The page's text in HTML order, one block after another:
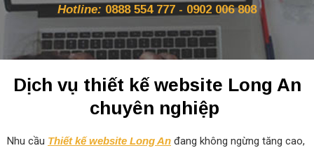
Hotline: 0888 554 777 - 0902 006 808
Dịch vụ thiết kế website Long An
chuyên nghiệp
Nhu cầu Thiết kế website Long An đang không ngừng tăng cao,